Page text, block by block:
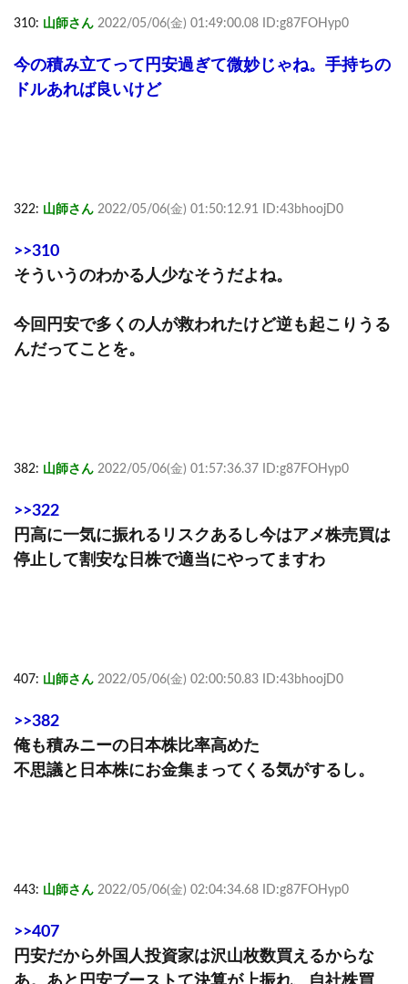
310: 山師さん 2022/05/06(金) 01:49:00.08 ID:g87FOHyp0
今の積み立てって円安過ぎて微妙じゃね。手持ちの
ドルあれば良いけど
322: 山師さん 2022/05/06(金) 01:50:12.91 ID:43bhoojD0
>>310
そういうのわかる人少なそうだよね。
今回円安で多くの人が救われたけど逆も起こりうる
んだってことを。
382: 山師さん 2022/05/06(金) 01:57:36.37 ID:g87FOHyp0
>>322
円高に一気に振れるリスクあるし今はアメ株売買は
停止して割安な日株で適当にやってますわ
407: 山師さん 2022/05/06(金) 02:00:50.83 ID:43bhoojD0
>>382
俺も積みニーの日本株比率高めた
不思議と日本株にお金集まってくる気がするし。
443: 山師さん 2022/05/06(金) 02:04:34.68 ID:g87FOHyp0
>>407
円安だから外国人投資家は沢山枚数買えるからな